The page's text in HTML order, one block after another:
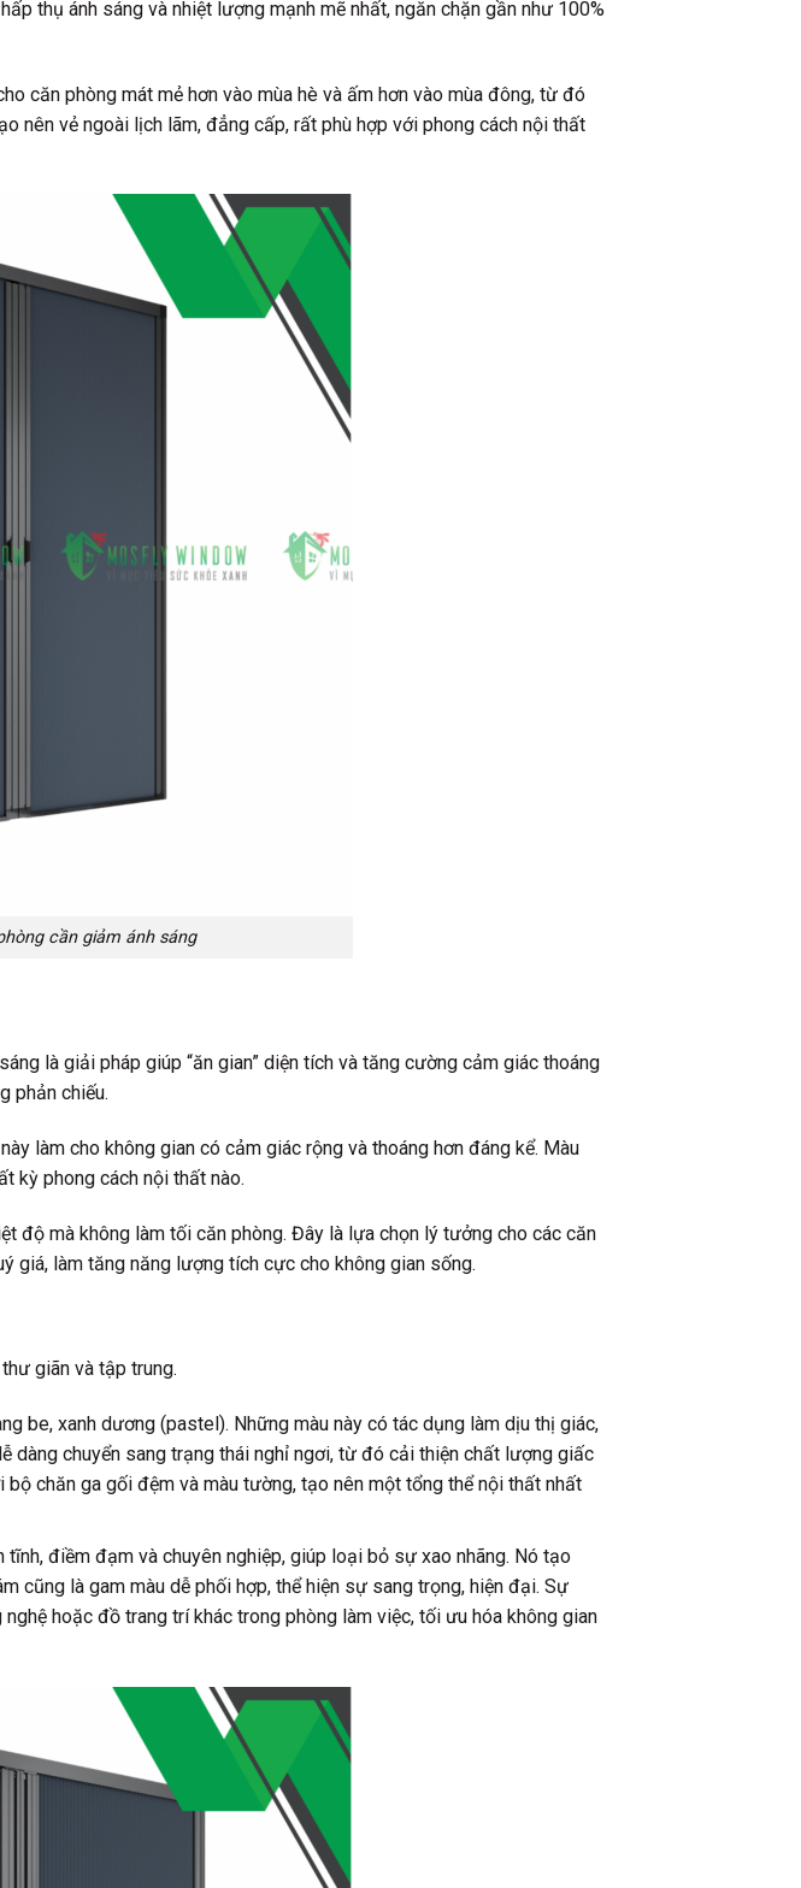
thụ ánh sáng và nhiệt lượng mạnh mẽ nhất, ngăn chặn gần như 100%
căn phòng mát mẻ hơn vào mùa hè và ấm hơn vào mùa đông, từ đó
nên vẻ ngoài lịch lãm, đẳng cấp, rất phù hợp với phong cách nội thất
cần giảm ánh sáng
là giải pháp giúp “ăn gian” diện tích và tăng cường cảm giác thoáng
phản chiếu.
làm cho không gian có cảm giác rộng và thoáng hơn đáng kể. Màu
kỳ phong cách nội thất nào.
độ mà không làm tối căn phòng. Đây là lựa chọn lý tưởng cho các căn
giá, làm tăng năng lượng tích cực cho không gian sống.
giãn và tập trung.
be, xanh dương (pastel). Những màu này có tác dụng làm dịu thị giác,
dàng chuyển sang trạng thái nghỉ ngơi, từ đó cải thiện chất lượng giấc
chăn ga gối đệm và màu tường, tạo nên một tổng thể nội thất nhất
điềm đạm và chuyên nghiệp, giúp loại bỏ sự xao nhãng. Nó tạo
cũng là gam màu dễ phối hợp, thể hiện sự sang trọng, hiện đại. Sự
hoặc đồ trang trí khác trong phòng làm việc, tối ưu hóa không gian